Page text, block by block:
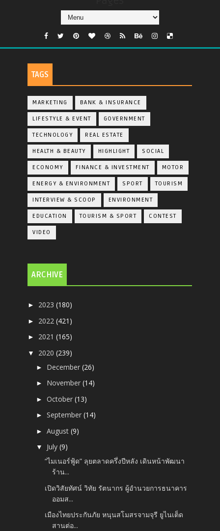
TAGS
MARKETING BANK & INSURANCE
LIFESTYLE & EVENT GOVERNMENT
TECHNOLOGY REAL ESTATE
HEALTH & BEAUTY HIGHLIGHT SOCIAL
ECONOMY FINANCE & INVESTMENT MOTOR
ENERGY & ENVIRONMENT SPORT TOURISM
INTERVIEW & SCOOP ENVIRONMENT
EDUCATION TOURISM & SPORT CONTEST
VIDEO
ARCHIVE
► 2023(180)
► 2022(421)
► 2021(165)
▼ 2020(239)
► December(26)
► November(14)
►October(13)
►September(14)
►August(9)
▼ July(9)
“ไมเนอร์ฟู้ด” ลุยตลาดครึ่งปีหลัง เดินหน้าพัฒนา
ร้าน...
เปิดวิสัยทัศน์ วิทัย รัตนากร ผู้อำนวยการธนาคาร
ออมส...
เมืองไทยประกันภัย หนุนสโมสรจามจุรี ยูไนเต็ด
สานต่อ...